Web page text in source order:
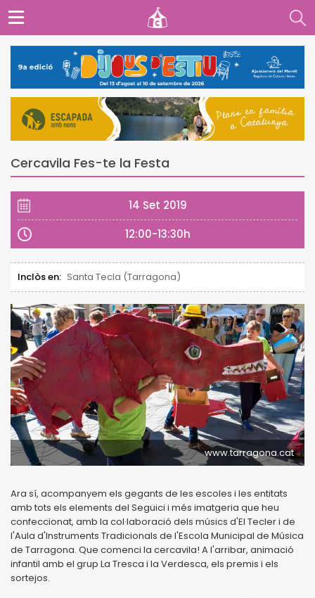
Cercavila Fes-te la Festa
14 Set 2019
12:00-13:30h
Inclòs en: Santa Tecla (Tarragona)
www.tarragona.cat
Ara sí, acompanyem els gegants de les escoles i les entitats
amb tots els elements del Seguici i més imatgeria que heu
confeccionat, amb la col·laboració dels músics d'El Tecler i de
l'Aula d'Instruments Tradicionals de l'Escola Municipal de Música
de Tarragona. Que comenci la cercavila! A l'arribar, animació
infantil amb el grup La Tresca i la Verdesca, els premis i els
sortejos.